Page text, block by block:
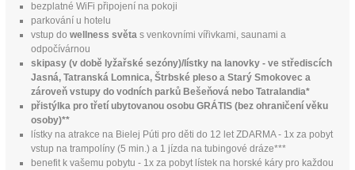
bezplatné WiFi připojení na pokoji
parkování u hotelu
vstup do wellness světa s venkovními vířivkami, saunami a
odpočívárnou
skipasy (v době lyžařské sezóny)/lístky na lanovky - ve střediscích
Jasná, Tatranská Lomnica, Štrbské pleso a Starý Smokovec a
zároveň vstupy do vodních parků Bešeňová nebo Tatralandia*
přistýlka pro třetí ubytovanou osobu GRÁTIS (bez ohraničení věku
osoby)**
lístky na atrakce na Bielej Púti pro děti do 12 let ZDARMA - 1x za pobyt
vstup na trampolíny (5 min.) a 1 jízda na tubingové dráze***
benefit k vašemu pobytu - 1x za pobyt lístek na horské káry pro každou